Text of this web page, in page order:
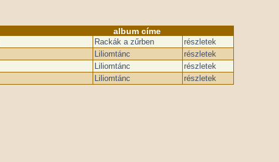
album címe
Rackák a zűrben
részletek
Liliomtánc
részletek
Liliomtánc
részletek
Liliomtánc részletek